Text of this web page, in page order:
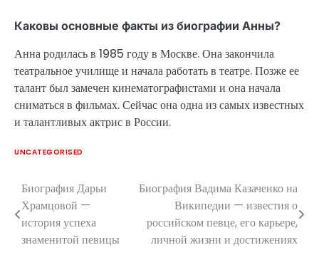
Каковы основные факты из биографии Анны?
Анна родилась в 1985 году в Москве. Она закончила
театральное училище и начала работать в театре. Позже ее
талант был замечен кинематографистами и она начала
сниматься в фильмах. Сейчас она одна из самых известных
и талантливых актрис в России.
UNCATEGORISED
Навигация
по
записям
Биография Дарьи
Храмцовой —
история успеха
знаменитой певицы
Биография Вадима Казаченко на
Википедии — известия о
российском певце, его карьере,
личной жизни и достижениях